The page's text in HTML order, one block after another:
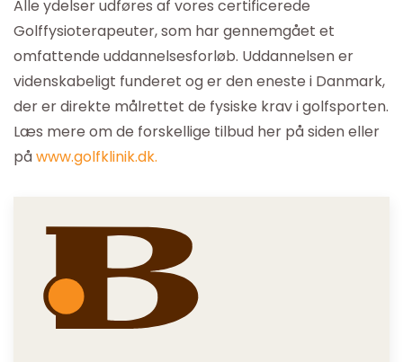
Alle ydelser udføres af vores certificerede
Golffysioterapeuter, som har gennemgået et
omfattende uddannelsesforløb. Uddannelsen er
videnskabeligt funderet og er den eneste i Danmark,
der er direkte målrettet de fysiske krav i golfsporten.
Læs mere om de forskellige tilbud her på siden eller
påwww.golfklinik.dk.